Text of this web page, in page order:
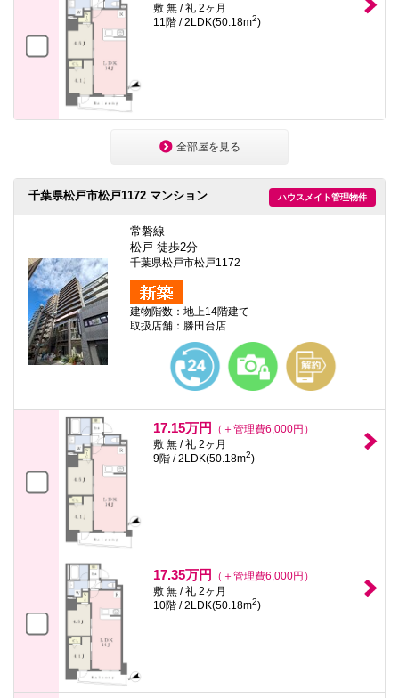
敷 無 / 礼 2ヶ月
11階 / 2LDK(50.18m2)
全部屋を見る
ハウスメイト管理物件
千葉県松戸市松戸1172 マンション
常磐線
松戸 徒歩2分
千葉県松戸市松戸1172
建物階数：地上14階建て
取扱店舗：勝田台店
17.15万円
（＋管理費6,000円）
敷 無 / 礼 2ヶ月
9階 / 2LDK(50.18m2)
17.35万円
（＋管理費6,000円）
敷 無 / 礼 2ヶ月
10階 / 2LDK(50.18m2)